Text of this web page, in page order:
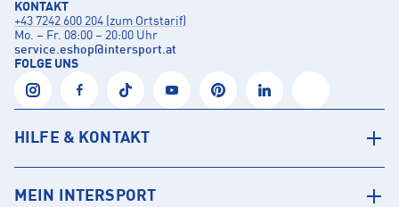
KONTAKT
+43 7242 600 204 (zum Ortstarif)
Mo. – Fr. 08:00 – 20:00 Uhr
service.eshop@intersport.at
FOLGE UNS
HILFE & KONTAKT
MEIN INTERSPORT